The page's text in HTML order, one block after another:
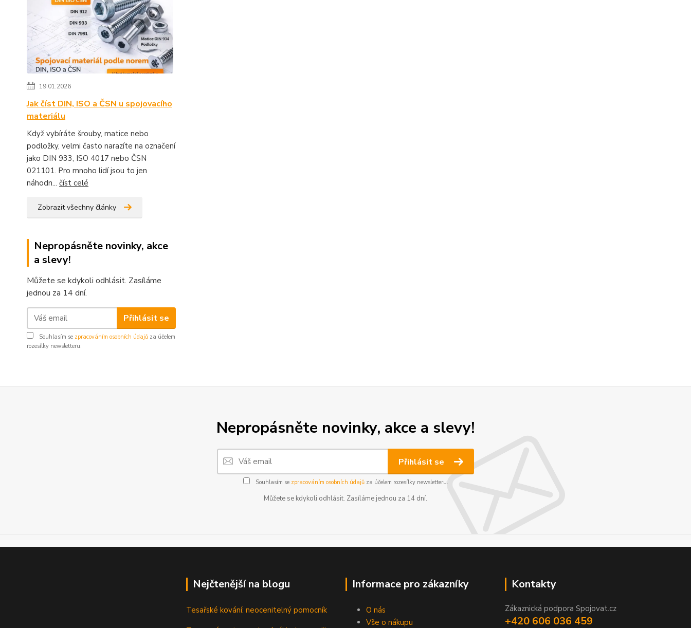
19.01.2026
Jak číst DIN, ISO a ČSN u spojovacího
materiálu
Když vybíráte šrouby, matice nebo
podložky, velmi často narazíte na označení
jako DIN 933, ISO 4017 nebo ČSN
021101. Pro mnoho lidí jsou to jen
náhodn... číst celé
Zobrazit všechny články
Nepropásněte novinky, akce
a slevy!
Můžete se kdykoli odhlásit. Zasíláme
jednou za 14 dní.
Přihlásit se
Souhlasím se zpracováním osobních údajů za účelem
rozesílky newsletteru.
Nepropásněte novinky, akce a slevy!
Přihlásit se
Souhlasím se zpracováním osobních údajůza účelem rozesílky newsletteru.
Můžete se kdykoli odhlásit. Zasíláme jednou za 14 dní.
Nejčtenější na blogu
Tesařské kování: neocenitelný pomocník
Informace pro zákazníky
O nás
Vše o nákupu
Kontakty
Zákaznická podpora Spojovat.cz
+420 606 036 459